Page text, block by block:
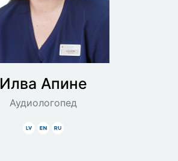
Илва Апине
Аудиологопед
Latviski
AngliskiKrieviski